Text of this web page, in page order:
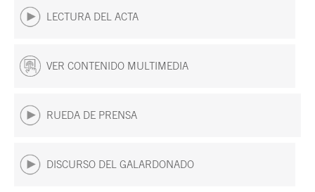
LECTURA DEL ACTA
VER CONTENIDO MULTIMEDIA
RUEDA DE PRENSA
DISCURSO DEL GALARDONADO